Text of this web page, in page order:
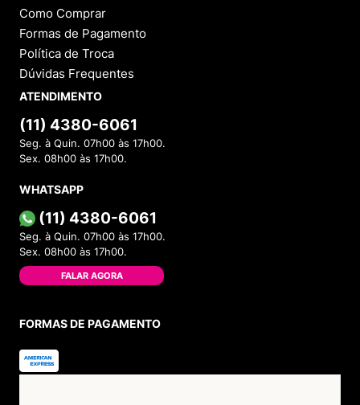
Como Comprar
Formas de Pagamento
Política de Troca
Dúvidas Frequentes
ATENDIMENTO
(11) 4380-6061
Seg. à Quin. 07h00 às 17h00.
Sex. 08h00 às 17h00.
WHATSAPP
(11) 4380-6061
Seg. à Quin. 07h00 às 17h00.
Sex. 08h00 às 17h00.
FALAR AGORA
FORMAS DE PAGAMENTO